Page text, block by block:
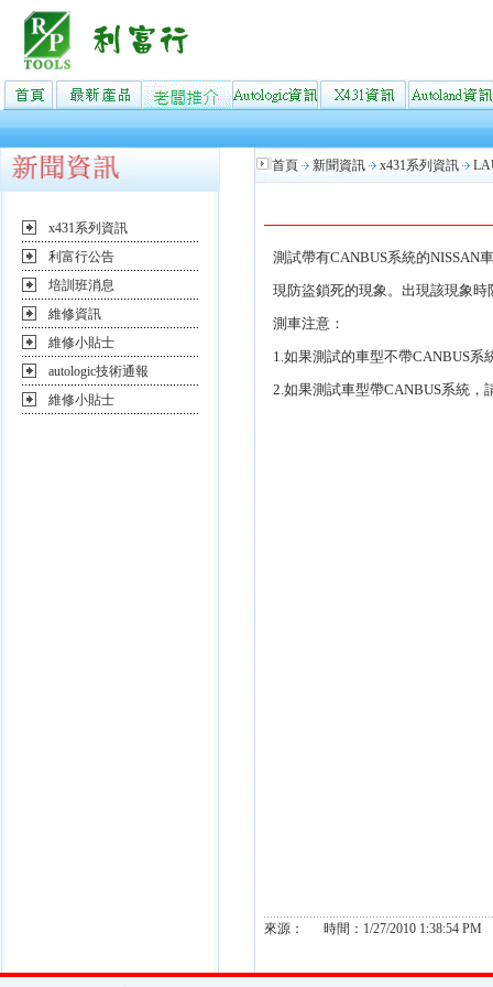
x431系列資訊
利富行公告
培訓班消息
維修資訊
維修小貼士
autologic技術通報
維修小貼士
首頁 新聞資訊 x431系列資訊
測試帶有CANBUS系統的NISSAN
現防盜鎖死的現象。出現該現象
測車注意：
1.如果測試的車型不帶CANBUS系
2.如果測試車型帶CANBUS系統，
來源： 時間：1/27/2010 1:38:54 PM